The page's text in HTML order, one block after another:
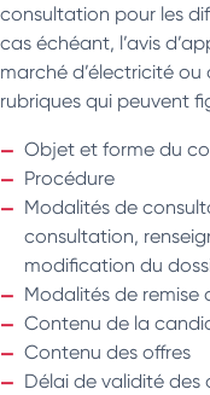
consultation pour les
cas échéant, l’avis
marché d’électricité
rubriques qui peuvent
Objet et forme du
Procédure
Modalités de
consultation,
modification du
Modalités de remise
Contenu de la
Contenu des offres
Délai de validité des